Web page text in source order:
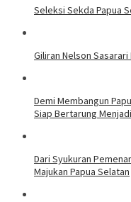
Seleksi Sekda Papua
Giliran Nelson
Demi Membangun
Siap Bertarung
Dari Syukuran
Majukan Papua Selatan